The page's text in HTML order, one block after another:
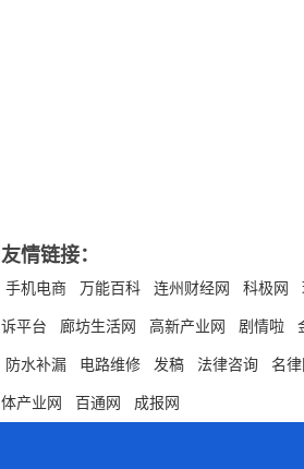
友情链接：
手机电商 万能百科 连州财经网 科极网
诉平台 廊坊生活网 高新产业网 剧情啦
防水补漏 电路维修 发稿 法律咨询 名
体产业网 百通网 成报网